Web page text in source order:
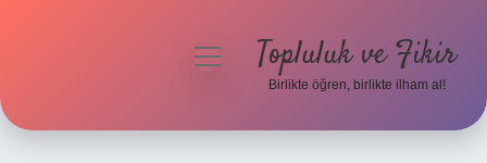
menüyüTopluluk ve Fikir
Birlikte öğren, birlikte ilham al!